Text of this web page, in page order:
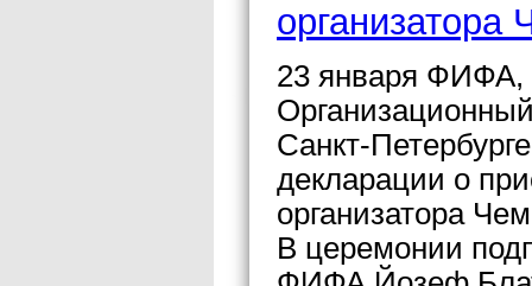
организатора
23 января ФИФА,
Санкт-
декларации о
организатора
В церемонии